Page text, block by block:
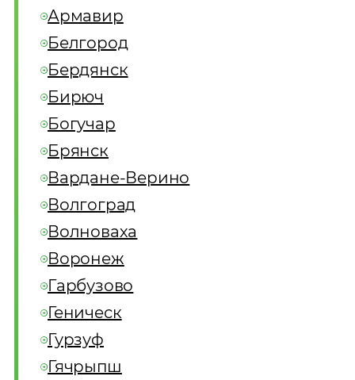
Армавир
Белгород
Бердянск
Бирюч
Богучар
Брянск
Вардане-Верино
Волгоград
Волноваха
Воронеж
Гарбузово
Геническ
Гурзуф
Гячрыпш